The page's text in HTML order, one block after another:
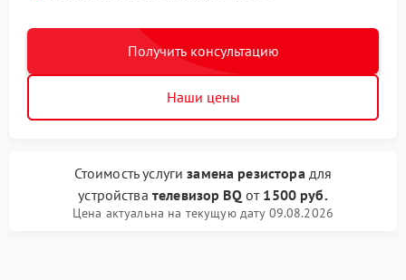
Получить консультацию
Наши цены
Стоимость услугизамена резисторадля
устройства телевизор BQ от 1500 руб.
Цена актуальна на текущую дату 09.08.2026